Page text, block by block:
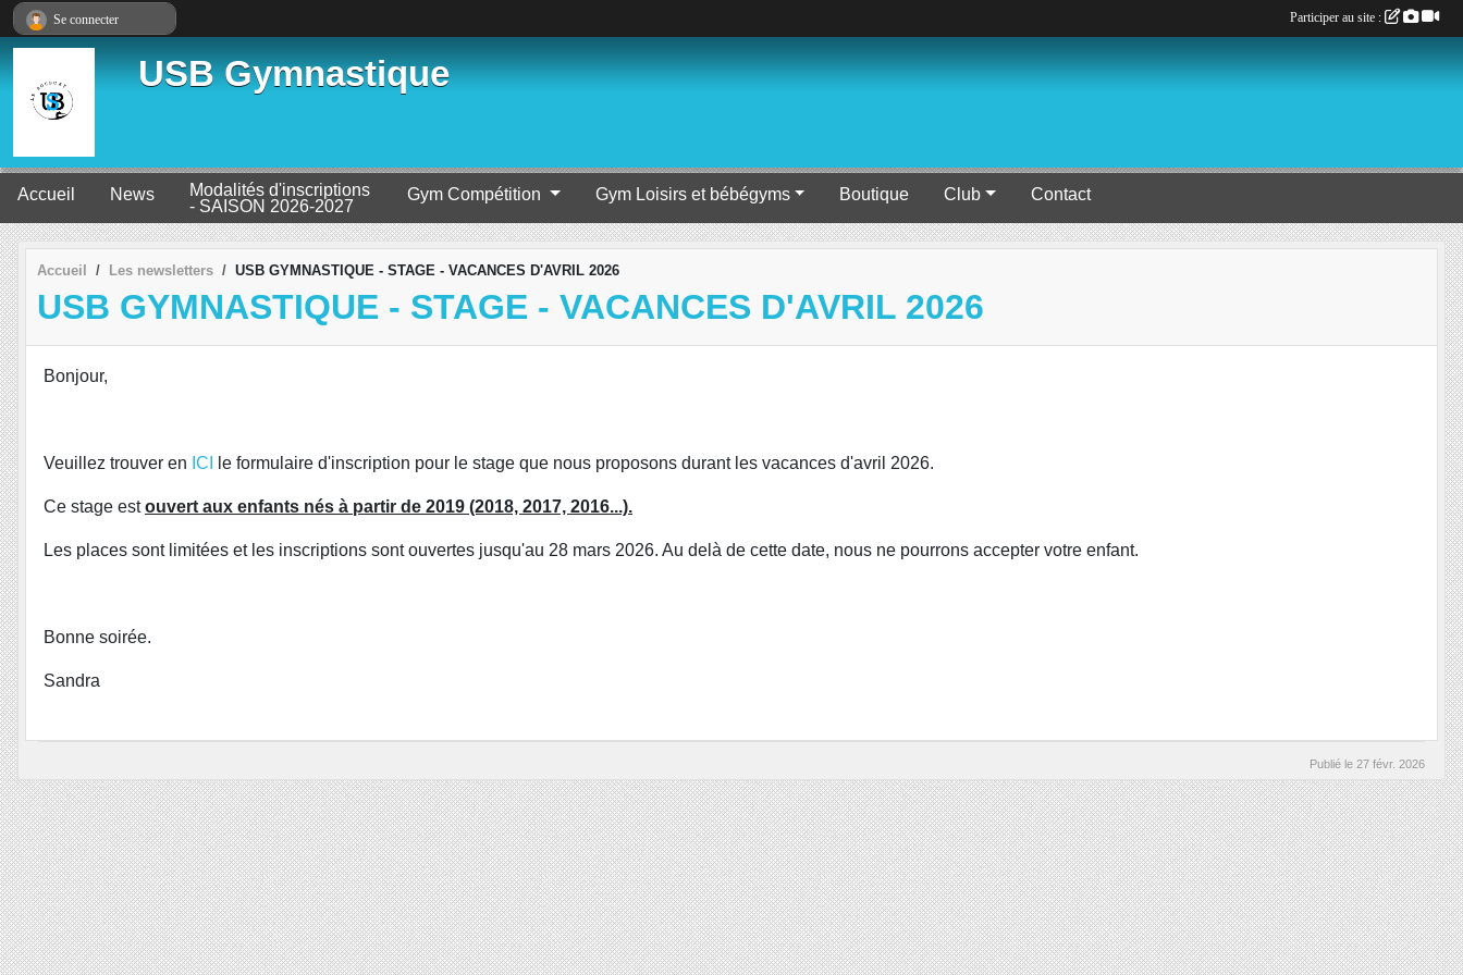
USB Gymnastique
Accueil News
Modalités d'inscriptions
- SAISON 2026-2027
Gym Compétition Gym Loisirs et bébégyms Boutique Club Contact
Accueil Les newsletters USB GYMNASTIQUE - STAGE - VACANCES D'AVRIL 2026
USB GYMNASTIQUE - STAGE - VACANCES D'AVRIL 2026
Bonjour,
Veuillez trouver en ICI le formulaire d'inscription pour le stage que nous proposons durant les vacances d'avril 2026.
Ce stage estouvert aux enfants nés à partir de 2019 (2018, 2017, 2016...).
Les places sont limitées et les inscriptions sont ouvertes jusqu'au 28 mars 2026. Au delà de cette date, nous ne pourrons accepter votre enfant.
Bonne soirée.
Sandra
Publié le 27 févr. 2026
Se connecter Participer au site :
Panneau de gestion des cookies